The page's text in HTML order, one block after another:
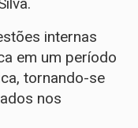
internas
em um período
tornando-se
nos